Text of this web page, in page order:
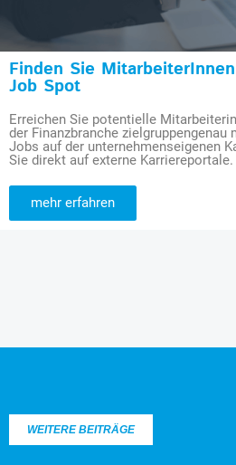
Finden Sie
Job Spot
Erreichen Sie potentielle
der Finanzbranche zielgruppengenau
Jobs auf der unternehmenseigenen
Sie direkt auf externe Karriereportale.
mehr erfahren
WEITERE BEITRÄGE